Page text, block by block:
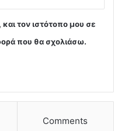
τον ιστότοπο μου σε
που θα σχολιάσω.
Comments